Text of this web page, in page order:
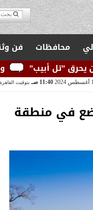
محافظات فن
وزارة
11:40 صـ بتوقيت القاهرة
في منطقة